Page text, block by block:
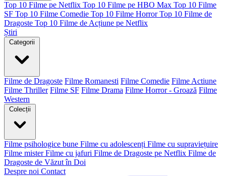
Top 10 Filme pe Netflix Top 10 Filme pe HBO Max Top 10 Filme
SF Top 10 Filme Comedie Top 10 Filme Horror Top 10 Filme de
Dragoste Top 10 Filme de Acțiune pe Netflix
Știri
Categorii
Filme de Dragoste Filme Romanesti Filme Comedie Filme Actiune
Filme Thriller Filme SF Filme Drama Filme Horror - Groază Filme
Western
Colecții
Filme psihologice bune Filme cu adolescenți Filme cu supraviețuire
Filme mister Filme cu jafuri Filme de Dragoste pe Netflix Filme de
Dragoste de Văzut în Doi
Despre noi Contact